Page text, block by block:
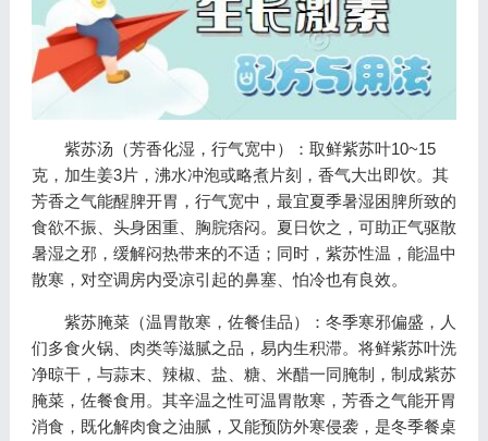
紫苏汤（芳香化湿，行气宽中）：取鲜紫苏叶10~15
克，加生姜3片，沸水冲泡或略煮片刻，香气大出即饮。其
芳香之气能醒脾开胃，行气宽中，最宜夏季暑湿困脾所致的
食欲不振、头身困重、胸脘痞闷。夏日饮之，可助正气驱散
暑湿之邪，缓解闷热带来的不适；同时，紫苏性温，能温中
散寒，对空调房内受凉引起的鼻塞、怕冷也有良效。
紫苏腌菜（温胃散寒，佐餐佳品）：冬季寒邪偏盛，人
们多食火锅、肉类等滋腻之品，易内生积滞。将鲜紫苏叶洗
净晾干，与蒜末、辣椒、盐、糖、米醋一同腌制，制成紫苏
腌菜，佐餐食用。其辛温之性可温胃散寒，芳香之气能开胃
消食，既化解肉食之油腻，又能预防外寒侵袭，是冬季餐桌